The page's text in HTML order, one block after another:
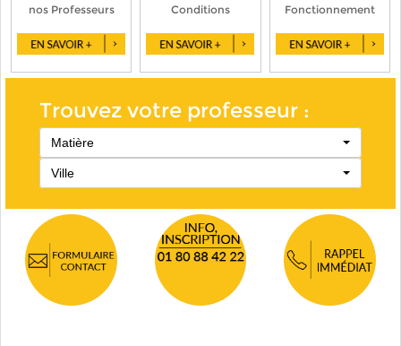
nos Professeurs
Conditions
Fonctionnement
Trouvez votre professeur :
Matière
Ville